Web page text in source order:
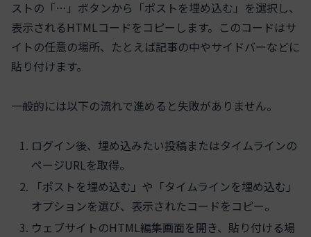
ストの「…」ボタンから「ポストを埋め込む」を選択し、
表示されるHTMLコードをコピーします。このコードはサ
イトの任意の場所、たとえば記事の中やサイドバーなどに
貼り付けます。
一般的には以下の流れで進めると失敗がありません。
ログイン後、埋め込みたい投稿またはタイムラインの
ページURLを取得。
「ポストを埋め込む」や「タイムラインを埋め込む」
オプションを選び、表示されたコードをコピー。
ウェブサイトのHTML編集画面を開き、貼り付ける場